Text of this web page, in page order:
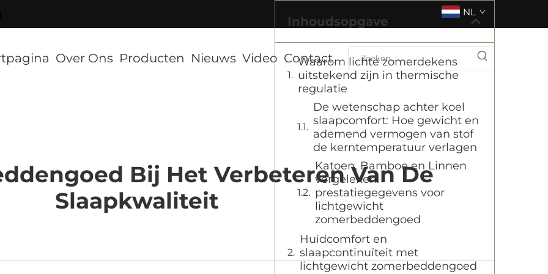
NL
Over Ons Producten Nieuws Video Contact
Bij Het Verbeteren Van De
Slaapkwaliteit
Inhoudsopgave
Waarom lichte zomerdekens
uitstekend zijn in thermische
regulatie
De wetenschap achter koel
slaapcomfort: Hoe gewicht en
ademend vermogen van stof
de kerntemperatuur verlagen
Katoen, Bamboe en Linnen
vergeleken:
prestatiegegevens voor
lichtgewicht
zomerbeddengoed
Huidcomfort en
slaapcontinuïteit met
lichtgewicht zomerbeddengoed